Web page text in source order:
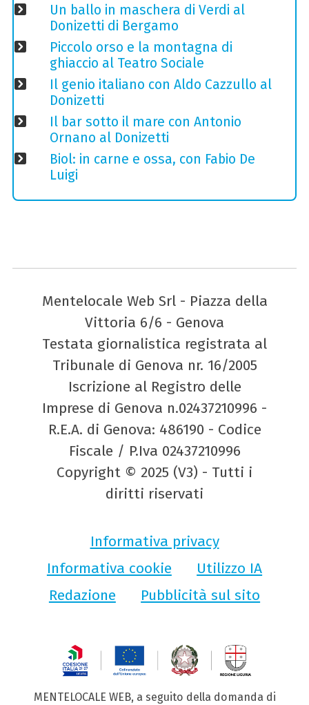
Un ballo in maschera di Verdi al
Donizetti di Bergamo
Piccolo orso e la montagna di
ghiaccio al Teatro Sociale
Il genio italiano con Aldo Cazzullo al
Donizetti
Il bar sotto il mare con Antonio
Ornano al Donizetti
Biol: in carne e ossa, con Fabio De
Luigi
Mentelocale Web Srl - Piazza della
Vittoria 6/6 - Genova
Testata giornalistica registrata al
Tribunale di Genova nr. 16/2005
Iscrizione al Registro delle
Imprese di Genova n.02437210996 -
R.E.A. di Genova: 486190 - Codice
Fiscale / P.Iva 02437210996
Copyright © 2025 (V3) - Tutti i
diritti riservati
Informativa privacy
Informativa cookie
Utilizzo IA
Redazione
Pubblicità sul sito
MENTELOCALE WEB, a seguito della domanda di